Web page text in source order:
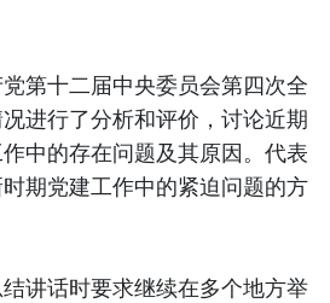
第十二届中央委员会第四次全
进行了分析和评价，讨论近期
中的存在问题及其原因。代表
期党建工作中的紧迫问题的方
讲话时要求继续在多个地方举